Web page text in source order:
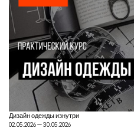
Дизайн одежды изнутри
02.05.2026 — 30.05.2026